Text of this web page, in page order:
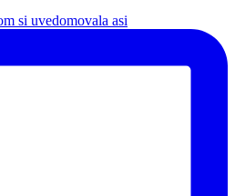
si uvedomovala asi